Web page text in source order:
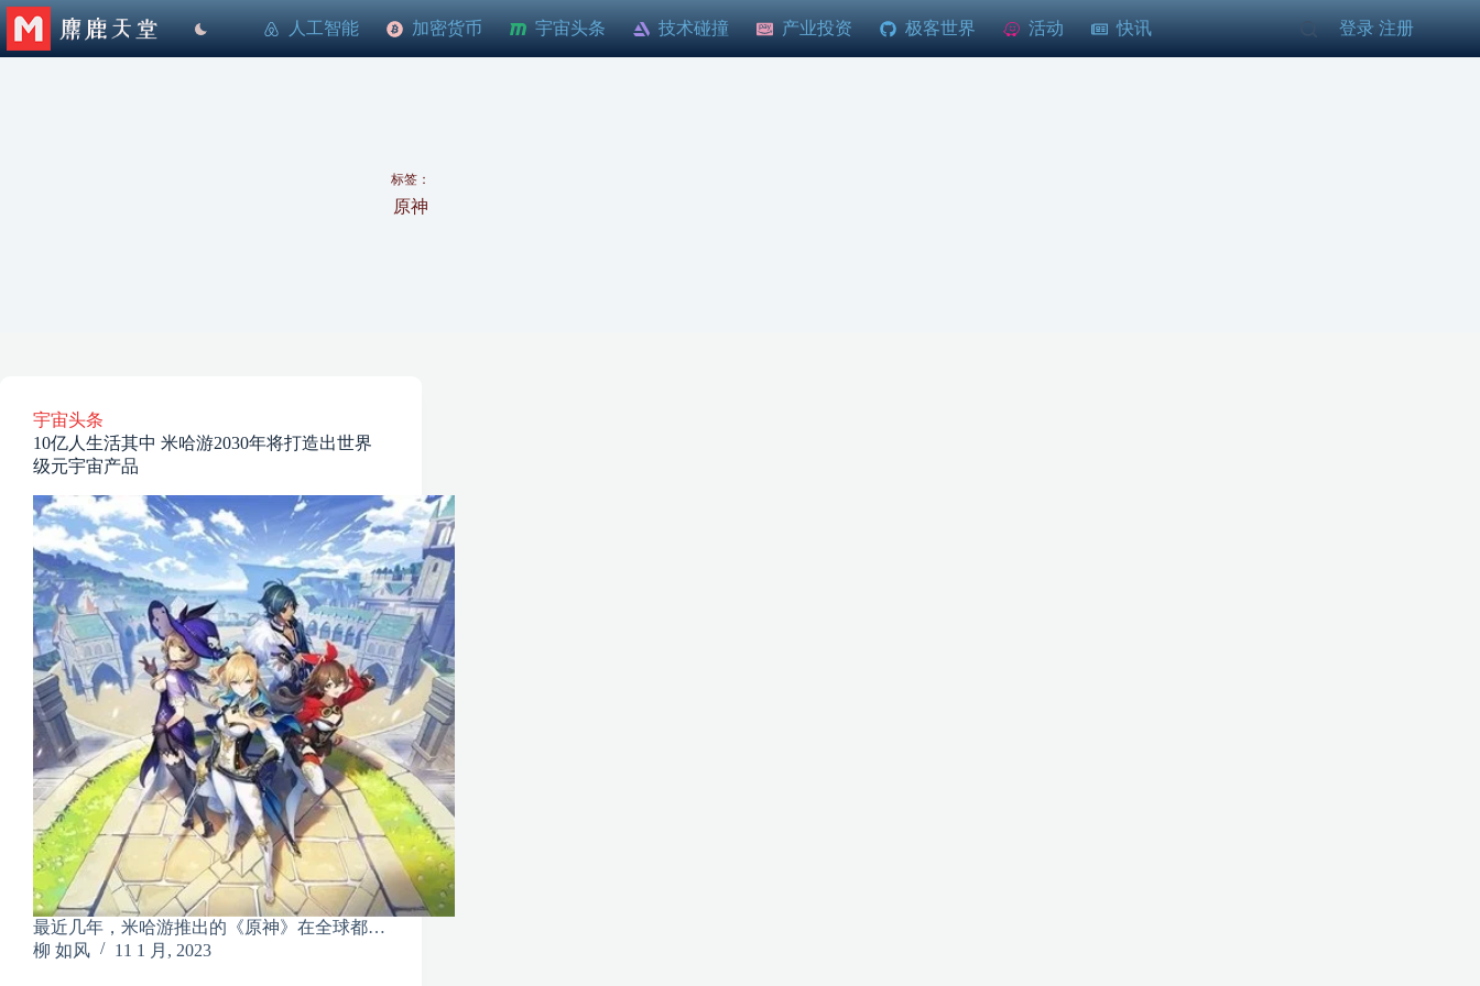
跳
至
人工智能 加密货币 宇宙头条 技术碰撞 产业投资 极客世界 活动 快讯 登录 注册
标签：
原神
宇宙头条
10亿人生活其中 米哈游2030年将打造出世界
级元宇宙产品
最近几年，米哈游推出的《原神》在全球都…
柳 如风
11 1 月, 2023